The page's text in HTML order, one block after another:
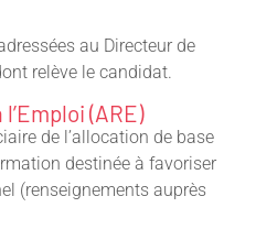
au Directeur de
relève le candidat.
(ARE)
de l’allocation de base
destinée à favoriser
(renseignements auprès